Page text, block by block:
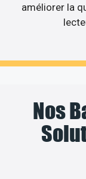
améliorer la
Nos